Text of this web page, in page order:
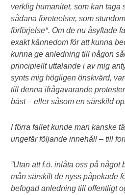
verklig humanitet, som kan taga
sådana företeelser, som
förförjelse*. Om de nu åsyftade
exakt kännedom för att kunna
kunna ge anledning till någon
principiellt uttalande i av mig
synts mig högligen önskvärd,
till denna ifrågavarande
bäst – eller såsom en särskild
I förra fallet kunde man kanske
ungefär följande innehåll – till
”Utan att f.ö. inlåta oss på något
mån särskilt de nyss påpekade
befogad anledning till offentligt